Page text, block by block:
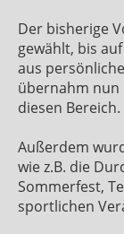
Der bisherige
gewählt, bis
aus
übernahm nun
diesen Bereich.
Außerdem
wie z.B. die
Sommerfest,
sportlichen